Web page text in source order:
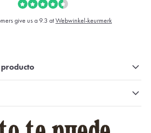
give us a 9.3 atWebwinkel-keurmerk